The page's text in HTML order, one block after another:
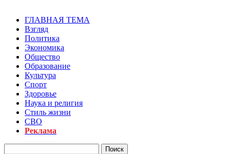
ГЛАВНАЯ ТЕМА
Взгляд
Политика
Экономика
Общество
Образование
Культура
Спорт
Здоровье
Наука и религия
Стиль жизни
СВО
Реклама